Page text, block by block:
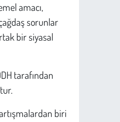
amacı,
sorunlar
bir siyasal
tarafından
biri